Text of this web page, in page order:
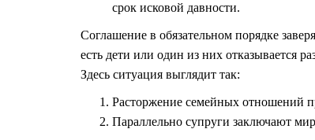
срок исковой давности.
Соглашение в обязательном порядке
есть дети или один из них отказывается
Здесь ситуация выглядит так:
Расторжение семейных отношений
Параллельно супруги заключают